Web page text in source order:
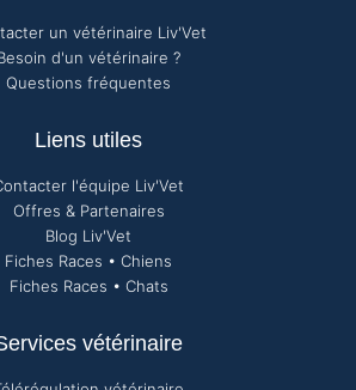
un vétérinaire Liv'Vet
d'un vétérinaire ?
Questions fréquentes
Liens utiles
l'équipe Liv'Vet
Offres & Partenaires
Blog Liv'Vet
Fiches Races • Chiens
Fiches Races • Chats
vétérinaire